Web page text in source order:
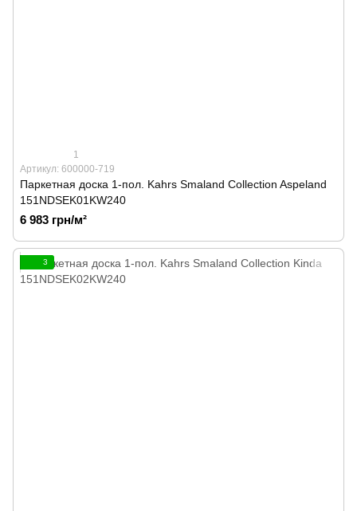
1
Артикул: 600000-719
Паркетная доска 1-пол. Kahrs Smaland Collection Aspeland
151NDSEK01KW240
6 983 грн/м²
3